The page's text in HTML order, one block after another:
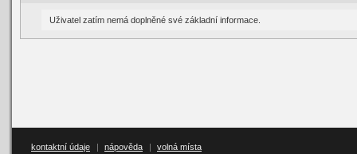
Uživatel zatím nemá doplněné své základní informace.
kontaktní údaje | nápověda | volná místa